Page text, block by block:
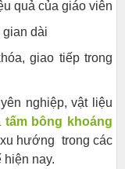
quả của giáo viên
gian dài
giao tiếp trong
nghiệp, vật liệu
tấm bông khoáng
hướng trong các
hiện nay.